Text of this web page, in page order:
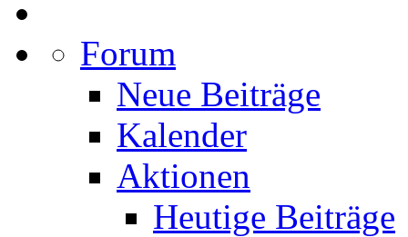
Forum
Neue Beiträge
Kalender
Aktionen
Heutige Beiträge